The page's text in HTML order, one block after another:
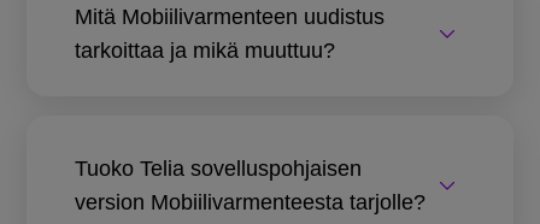
Mitä Mobiilivarmenteen uudistus
tarkoittaa ja mikä muuttuu?
Tuoko Telia sovelluspohjaisen
version Mobiilivarmenteesta tarjolle?